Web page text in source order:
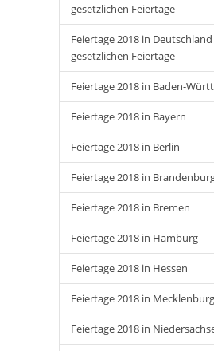
gesetzlichen Feiertage
Feiertage 2018 in
gesetzlichen Feiertage
Feiertage 2018 in Baden-
Feiertage 2018 in Bayern
Feiertage 2018 in Berlin
Feiertage 2018 in
Feiertage 2018 in Bremen
Feiertage 2018 in Hamburg
Feiertage 2018 in Hessen
Feiertage 2018 in
Feiertage 2018 in